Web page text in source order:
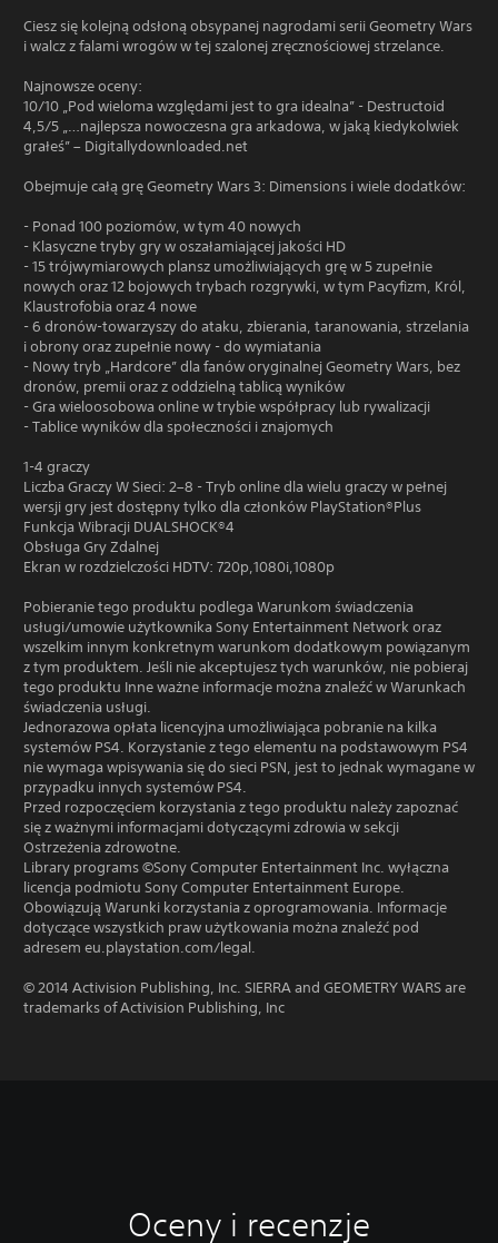
Ciesz się kolejną odsłoną obsypanej nagrodami serii Geometry Wars
i walcz z falami wrogów w tej szalonej zręcznościowej strzelance.
Najnowsze oceny:
10/10 „Pod wieloma względami jest to gra idealna” - Destructoid
4,5/5 „…najlepsza nowoczesna gra arkadowa, w jaką kiedykolwiek
grałeś” – Digitallydownloaded.net
Obejmuje całą grę Geometry Wars 3: Dimensions i wiele dodatków:
- Ponad 100 poziomów, w tym 40 nowych
- Klasyczne tryby gry w oszałamiającej jakości HD
- 15 trójwymiarowych plansz umożliwiających grę w 5 zupełnie
nowych oraz 12 bojowych trybach rozgrywki, w tym Pacyfizm, Król,
Klaustrofobia oraz 4 nowe
- 6 dronów-towarzyszy do ataku, zbierania, taranowania, strzelania
i obrony oraz zupełnie nowy - do wymiatania
- Nowy tryb „Hardcore” dla fanów oryginalnej Geometry Wars, bez
dronów, premii oraz z oddzielną tablicą wyników
- Gra wieloosobowa online w trybie współpracy lub rywalizacji
- Tablice wyników dla społeczności i znajomych
1-4 graczy
Liczba Graczy W Sieci: 2–8 - Tryb online dla wielu graczy w pełnej
wersji gry jest dostępny tylko dla członków PlayStation®Plus
Funkcja Wibracji DUALSHOCK®4
Obsługa Gry Zdalnej
Ekran w rozdzielczości HDTV: 720p,1080i,1080p
Pobieranie tego produktu podlega Warunkom świadczenia
usługi/umowie użytkownika Sony Entertainment Network oraz
wszelkim innym konkretnym warunkom dodatkowym powiązanym
z tym produktem. Jeśli nie akceptujesz tych warunków, nie pobieraj
tego produktu Inne ważne informacje można znaleźć w Warunkach
świadczenia usługi.
Jednorazowa opłata licencyjna umożliwiająca pobranie na kilka
systemów PS4. Korzystanie z tego elementu na podstawowym PS4
nie wymaga wpisywania się do sieci PSN, jest to jednak wymagane w
przypadku innych systemów PS4.
Przed rozpoczęciem korzystania z tego produktu należy zapoznać
się z ważnymi informacjami dotyczącymi zdrowia w sekcji
Ostrzeżenia zdrowotne.
Library programs ©Sony Computer Entertainment Inc. wyłączna
licencja podmiotu Sony Computer Entertainment Europe.
Obowiązują Warunki korzystania z oprogramowania. Informacje
dotyczące wszystkich praw użytkowania można znaleźć pod
adresem eu.playstation.com/legal.
© 2014 Activision Publishing, Inc. SIERRA and GEOMETRY WARS are
trademarks of Activision Publishing, Inc
Oceny i recenzje